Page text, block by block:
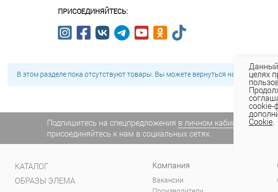
ПРИСОЕДИНЯЙТЕСЬ:
В этом разделе пока отсутствуют товары. Вы можете вернуться на главную
Подпишитесь на спецпредложения в личном кабинете Elema
присоединяйтесь к нам в социальных сетях.
КАТАЛОГ
ОБРАЗЫ ЭЛЕМА
Компания
Вакансии
Данный
целях
cookie-
Cookie.